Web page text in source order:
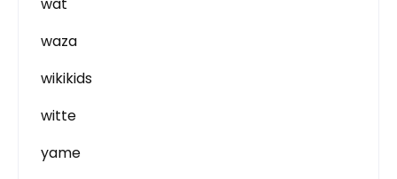
waza
wikikids
witte
yame